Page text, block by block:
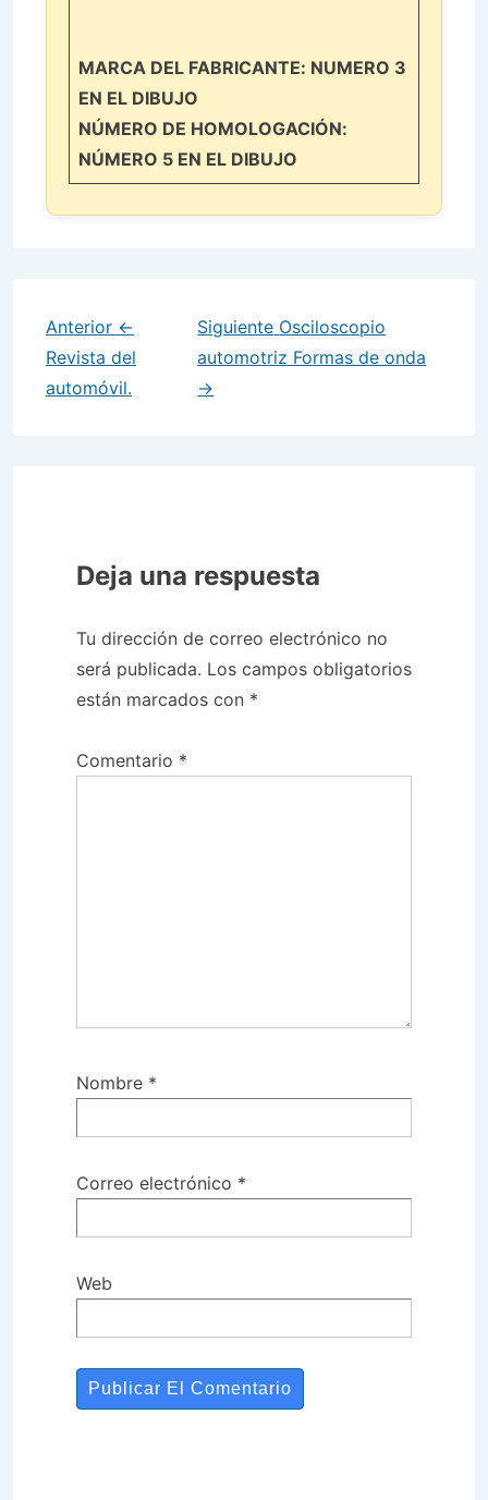
MARCA DEL FABRICANTE: NUMERO 3
EN EL DIBUJO
NÚMERO DE HOMOLOGACIÓN:
NÚMERO 5 EN EL DIBUJO
Anterior ←
Revista del
automóvil.
Siguiente Osciloscopio
automotriz Formas de onda
→
Deja una respuesta
Tu dirección de correo electrónico no
será publicada. Los campos obligatorios
están marcados con *
Comentario *
Nombre *
Correo electrónico *
Web